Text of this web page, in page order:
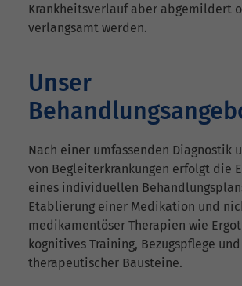
Krankheitsverlauf aber abgemildert
verlangsamt werden.
Unser
Nach einer umfassenden Diagnostik
von Begleiterkrankungen erfolgt die
eines individuellen
Etablierung einer Medikation und
medikamentöser Therapien wie
kognitives Training, Bezugspflege
therapeutischer Bausteine.